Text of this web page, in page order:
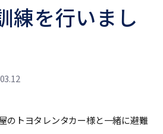
練を行いまし
のトヨタレンタカー様と一緒に避難